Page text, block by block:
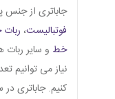
جاباتری از
فوتبالیست،
خط و سایر ربات
نیاز می توانیم
کنیم. جاباتری